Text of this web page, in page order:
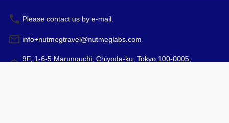
Please contact us by e-mail.
info+nutmegtravel@nutmeglabs.com
9F, 1-6-5 Marunouchi, Chiyoda-ku, Tokyo 100-0005,